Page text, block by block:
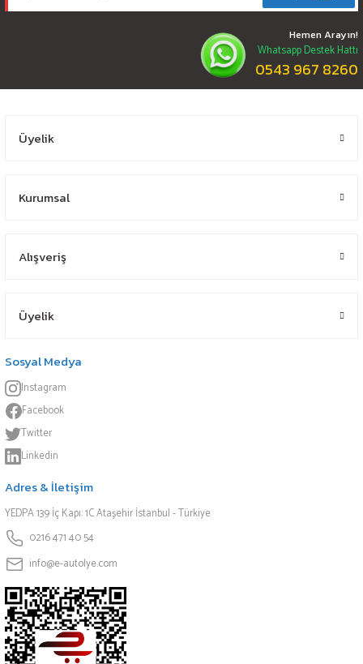
Hemen Arayın!
Whatsapp Destek Hattı
0543 967 8260
Üyelik
Kurumsal
Alışveriş
Üyelik
Sosyal Medya
Instagram
Facebook
Twitter
Linkedin
Adres & İletişim
YEDPA 139 İç Kapı: 1C Ataşehir İstanbul - Türkiye
0216 471 40 54
info@e-autolye.com